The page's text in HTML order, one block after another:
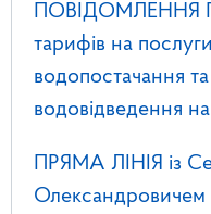
ПОВІДОМЛЕННЯ
тарифів на
водопостачання
водовідведення
ПРЯМА ЛІНІЯ із
Олександровичем